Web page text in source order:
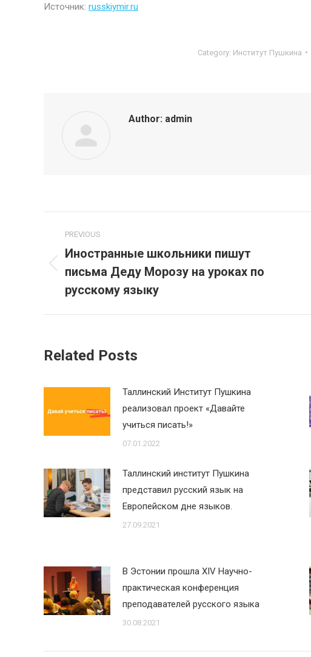
Источник: russkiymir.ru
Category: Институт Пушкина
Author: admin
navigation
PREVIOUS
Previous
post:
Иностранные школьники пишут
письма Деду Морозу на уроках по
русскому языку
Related Posts
Таллинский Институт Пушкина
реализовал проект «Давайте
учиться писать!»
07.01.2022
Таллинский институт Пушкина
представил русский язык на
Европейском дне языков.
27.09.2021
В Эстонии прошла XIV Научно-
практическая конференция
преподавателей русского языка
30.08.2021